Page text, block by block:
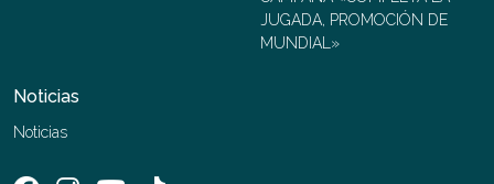
JUGADA, PROMOCIÓN DE
MUNDIAL»
Noticias
Noticias